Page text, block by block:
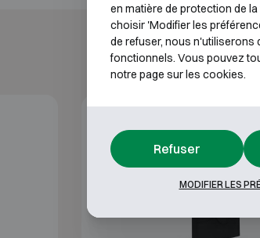
en matière de protection de
choisir 'Modifier les
de refuser, nous n'utiliserons
fonctionnels. Vous pouvez
notre page sur les cookies.
Refuser
MODIFIER LES